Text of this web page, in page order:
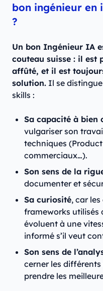
bon ingénieur
?
Un bon Ingénieur IA
couteau suisse : il est
affûté, et il est
solution. Il se
skills :
Sa capacité à bien
vulgariser son
techniques
commerciaux…).
Son sens de la
documenter et
Sa curiosité, car
frameworks utilisés
évoluent à une
informé s’il veut
Son sens de
cerner les
prendre les